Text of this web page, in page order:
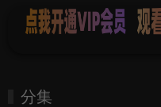
分集